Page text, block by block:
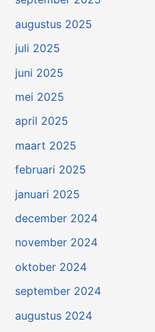
augustus 2025
juli 2025
juni 2025
mei 2025
april 2025
maart 2025
februari 2025
januari 2025
december 2024
november 2024
oktober 2024
september 2024
augustus 2024